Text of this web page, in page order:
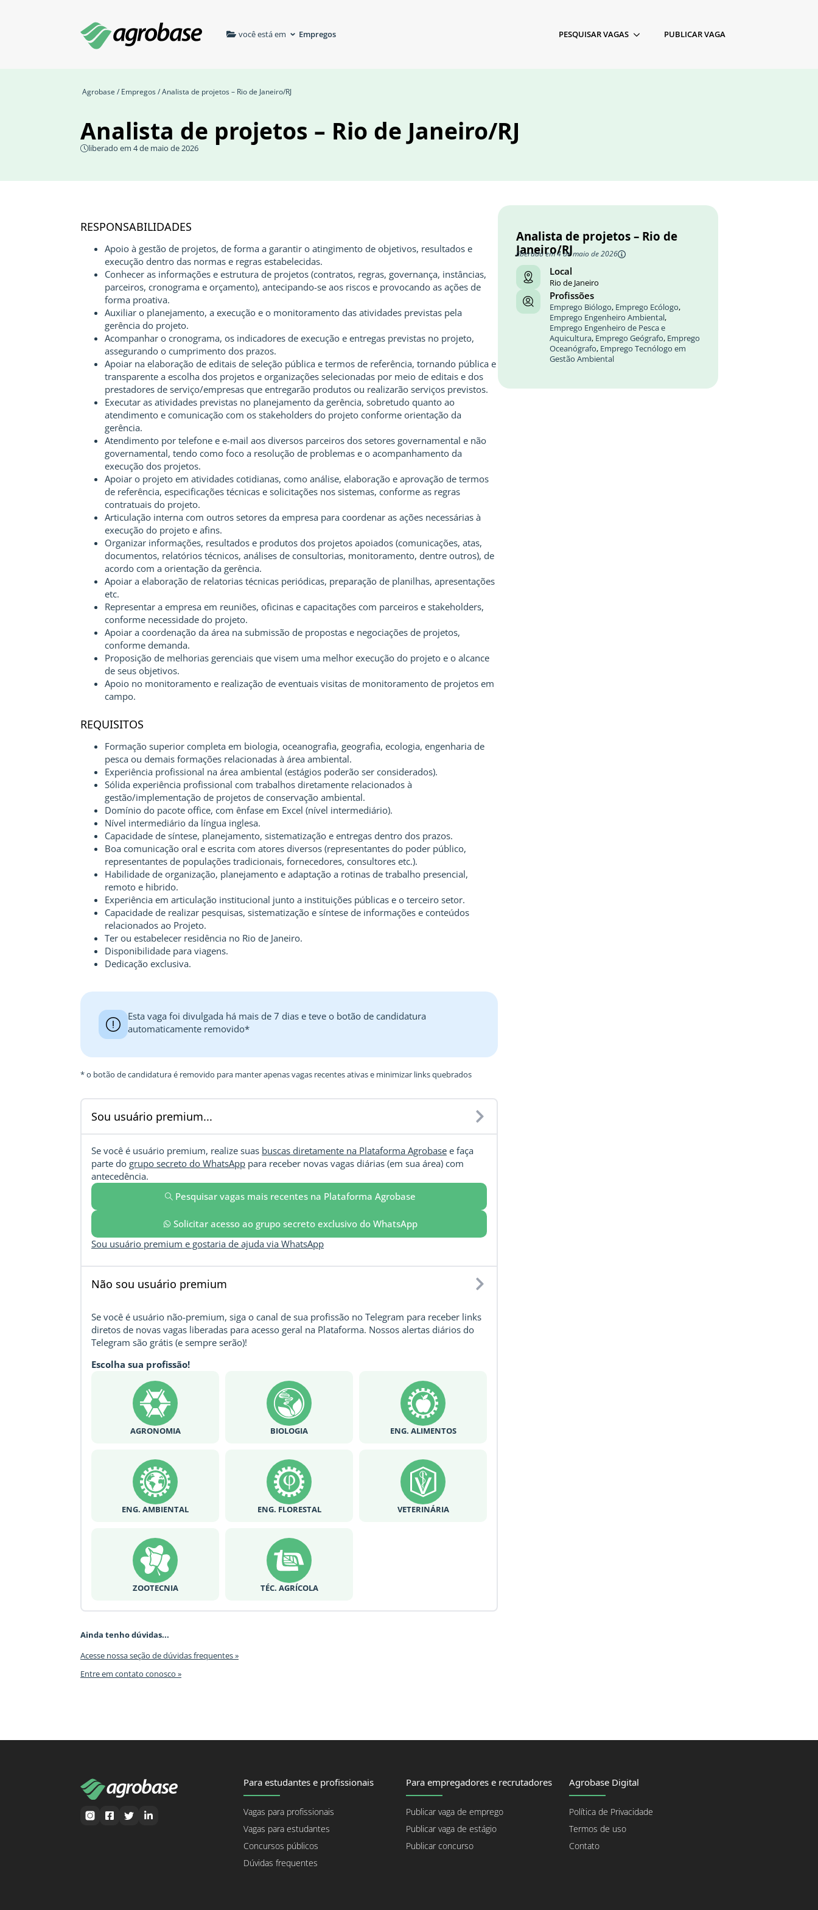
você está em Empregos PESQUISAR VAGAS PUBLICAR VAGA
Agrobase / Empregos/ Analista de projetos – Rio de Janeiro/RJ
Analista de projetos – Rio de Janeiro/RJ
liberado em 4 de maio de 2026
RESPONSABILIDADES
Apoio à gestão de projetos, de forma a garantir o atingimento de objetivos, resultados e
execução dentro das normas e regras estabelecidas.
Conhecer as informações e estrutura de projetos (contratos, regras, governança, instâncias,
parceiros, cronograma e orçamento), antecipando-se aos riscos e provocando as ações de
forma proativa.
Auxiliar o planejamento, a execução e o monitoramento das atividades previstas pela
gerência do projeto.
Acompanhar o cronograma, os indicadores de execução e entregas previstas no projeto,
assegurando o cumprimento dos prazos.
Apoiar na elaboração de editais de seleção pública e termos de referência, tornando pública e
transparente a escolha dos projetos e organizações selecionadas por meio de editais e dos
prestadores de serviço/empresas que entregarão produtos ou realizarão serviços previstos.
Executar as atividades previstas no planejamento da gerência, sobretudo quanto ao
atendimento e comunicação com os stakeholders do projeto conforme orientação da
gerência.
Atendimento por telefone e e-mail aos diversos parceiros dos setores governamental e não
governamental, tendo como foco a resolução de problemas e o acompanhamento da
execução dos projetos.
Apoiar o projeto em atividades cotidianas, como análise, elaboração e aprovação de termos
de referência, especificações técnicas e solicitações nos sistemas, conforme as regras
contratuais do projeto.
Articulação interna com outros setores da empresa para coordenar as ações necessárias à
execução do projeto e afins.
Organizar informações, resultados e produtos dos projetos apoiados (comunicações, atas,
documentos, relatórios técnicos, análises de consultorias, monitoramento, dentre outros), de
acordo com a orientação da gerência.
Apoiar a elaboração de relatorias técnicas periódicas, preparação de planilhas, apresentações
etc.
Representar a empresa em reuniões, oficinas e capacitações com parceiros e stakeholders,
conforme necessidade do projeto.
Apoiar a coordenação da área na submissão de propostas e negociações de projetos,
conforme demanda.
Proposição de melhorias gerenciais que visem uma melhor execução do projeto e o alcance
de seus objetivos.
Apoio no monitoramento e realização de eventuais visitas de monitoramento de projetos em
campo.
REQUISITOS
Formação superior completa em biologia, oceanografia, geografia, ecologia, engenharia de
pesca ou demais formações relacionadas à área ambiental.
Experiência profissional na área ambiental (estágios poderão ser considerados).
Sólida experiência profissional com trabalhos diretamente relacionados à
gestão/implementação de projetos de conservação ambiental.
Domínio do pacote office, com ênfase em Excel (nível intermediário).
Nível intermediário da língua inglesa.
Capacidade de síntese, planejamento, sistematização e entregas dentro dos prazos.
Boa comunicação oral e escrita com atores diversos (representantes do poder público,
representantes de populações tradicionais, fornecedores, consultores etc.).
Habilidade de organização, planejamento e adaptação a rotinas de trabalho presencial,
remoto e hibrido.
Experiência em articulação institucional junto a instituições públicas e o terceiro setor.
Capacidade de realizar pesquisas, sistematização e síntese de informações e conteúdos
relacionados ao Projeto.
Ter ou estabelecer residência no Rio de Janeiro.
Disponibilidade para viagens.
Dedicação exclusiva.
Esta vaga foi divulgada há mais de 7 dias e teve o botão de candidatura
automaticamente removido*
* o botão de candidatura é removido para manter apenas vagas recentes ativas e minimizar links quebrados
Sou usuário premium...
Se você é usuário premium, realize suas buscas diretamente na Plataforma Agrobase e faça
parte do grupo secreto do WhatsApp para receber novas vagas diárias (em sua área) com
antecedência.
Pesquisar vagas mais recentes na Plataforma Agrobase
Solicitar acesso ao grupo secreto exclusivo do WhatsApp
Sou usuário premium e gostaria de ajuda via WhatsApp
Não sou usuário premium
Se você é usuário não-premium, siga o canal de sua profissão no Telegram para receber links
diretos de novas vagas liberadas para acesso geral na Plataforma. Nossos alertas diários do
Telegram são grátis (e sempre serão)!
Escolha sua profissão!
AGRONOMIA BIOLOGIA ENG. ALIMENTOS
ENG. AMBIENTAL ENG. FLORESTAL VETERINÁRIA
ZOOTECNIA TÉC. AGRÍCOLA
Ainda tenho dúvidas...
Acesse nossa seção de dúvidas frequentes »
Entre em contato conosco »
Analista de projetos – Rio de
Janeiro/RJ
liberado em 4 de maio de 2026
Local
Rio de Janeiro
Profissões
Emprego Biólogo, Emprego Ecólogo,
Emprego Engenheiro Ambiental,
Emprego Engenheiro de Pesca e
Aquicultura, Emprego Geógrafo, Emprego
Oceanógrafo, Emprego Tecnólogo em
Gestão Ambiental
Para estudantes e profissionais
Vagas para profissionais
Vagas para estudantes
Concursos públicos
Dúvidas frequentes
Para empregadores e recrutadores
Publicar vaga de emprego
Publicar vaga de estágio
Publicar concurso
Agrobase Digital
Política de Privacidade
Termos de uso
Contato